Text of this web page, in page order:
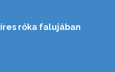
róka falujában